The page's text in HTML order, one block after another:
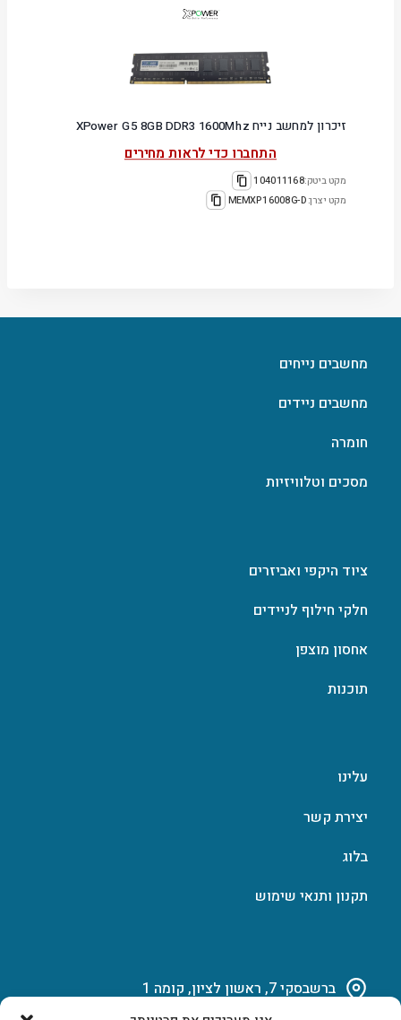
זיכרון למחשב נייח XPower G5 8GB DDR3 1600Mhz
התחברו כדי לראות מחירים
מקט ביטק:104011168
מקט יצרן:MEMXP16008G-D
מחשבים נייחים
מחשבים ניידים
חומרה
מסכים וטלוויזיות
ציוד היקפי ואביזרים
חלקי חילוף לניידים
אחסון מוצפן
תוכנות
עלינו
יצירת קשר
בלוג
תקנון ותנאי שימוש
ברשבסקי 7, ראשון לציון, קומה 1